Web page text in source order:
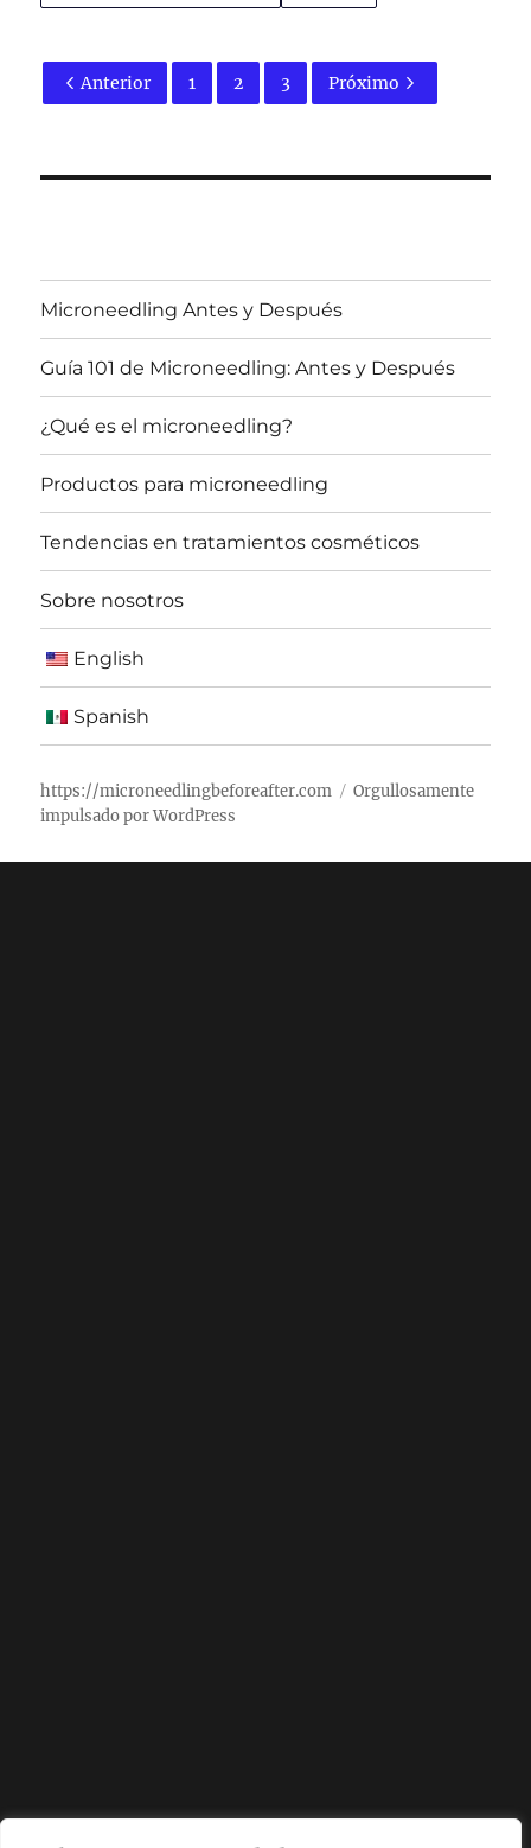
Anterior 1 2 3 Próximo
Microneedling Antes y Después
Guía 101 de Microneedling: Antes y Después
¿Qué es el microneedling?
Productos para microneedling
Tendencias en tratamientos cosméticos
Sobre nosotros
English
Spanish
https://microneedlingbeforeafter.com
Orgullosamente
impulsado por WordPress